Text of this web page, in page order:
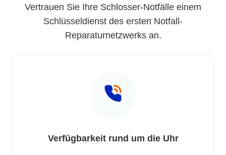
Vertrauen Sie Ihre Schlosser-Notfälle einem
Schlüsseldienst des ersten Notfall-
Reparaturnetzwerks an.
Verfügbarkeit rund um die Uhr